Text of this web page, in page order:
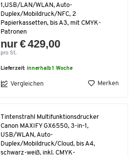
1,USB/LAN/WLAN, Auto-
Duplex/Mobildruck/NFC, 2
Papierkassetten, bis A3, mit CMYK-
Patronen
nur € 429,00
pro St.
Lieferzeit:innerhalb 1 Woche
Vergleichen Merken
Tintenstrahl Multifunktionsdrucker
Canon MAXIFY GX6550, 3-in-1,
USB/WLAN, Auto-
Duplex/Mobildruck/Cloud, bis A4,
schwarz-weiß, inkl. CMYK-